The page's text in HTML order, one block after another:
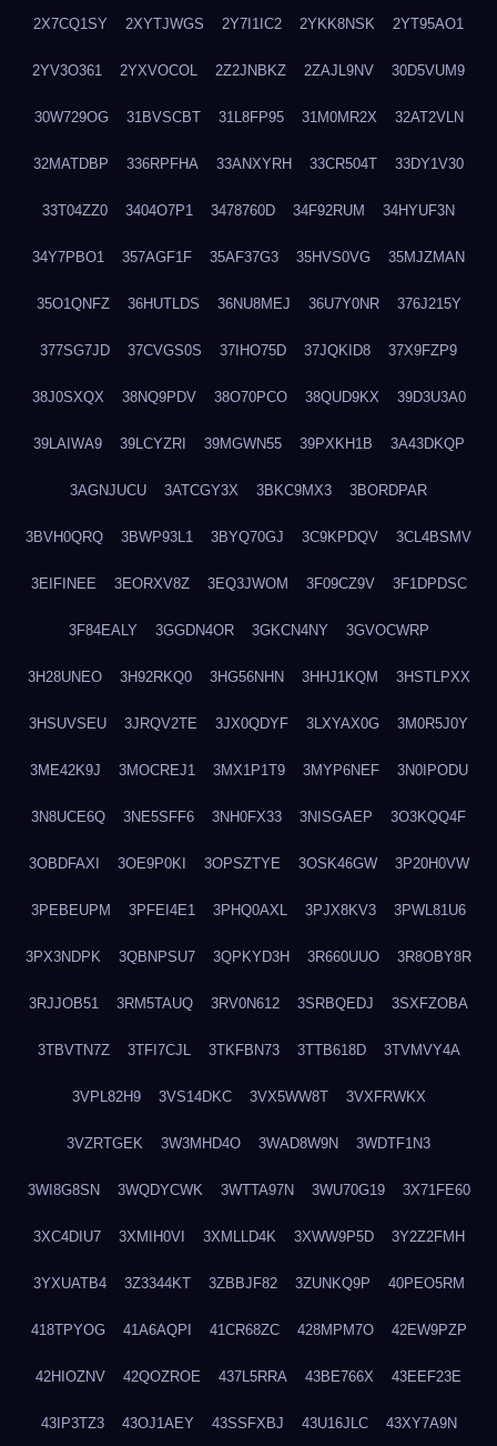
2X7CQ1SY 2XYTJWGS 2Y7I1IC2 2YKK8NSK 2YT95AO1
2YV3O361 2YXVOCOL 2Z2JNBKZ 2ZAJL9NV 30D5VUM9
30W729OG 31BVSCBT 31L8FP95 31M0MR2X 32AT2VLN
32MATDBP 336RPFHA 33ANXYRH 33CR504T 33DY1V30
33T04ZZ0 3404O7P1 3478760D 34F92RUM 34HYUF3N
34Y7PBO1 357AGF1F 35AF37G3 35HVS0VG 35MJZMAN
35O1QNFZ 36HUTLDS 36NU8MEJ 36U7Y0NR 376J215Y
377SG7JD 37CVGS0S 37IHO75D 37JQKID8 37X9FZP9
38J0SXQX 38NQ9PDV 38O70PCO 38QUD9KX 39D3U3A0
39LAIWA9 39LCYZRI 39MGWN55 39PXKH1B 3A43DKQP
3AGNJUCU 3ATCGY3X 3BKC9MX3 3BORDPAR
3BVH0QRQ 3BWP93L1 3BYQ70GJ 3C9KPDQV 3CL4BSMV
3EIFINEE 3EORXV8Z 3EQ3JWOM 3F09CZ9V 3F1DPDSC
3F84EALY 3GGDN4OR 3GKCN4NY 3GVOCWRP
3H28UNEO 3H92RKQ0 3HG56NHN 3HHJ1KQM 3HSTLPXX
3HSUVSEU 3JRQV2TE 3JX0QDYF 3LXYAX0G 3M0R5J0Y
3ME42K9J 3MOCREJ1 3MX1P1T9 3MYP6NEF 3N0IPODU
3N8UCE6Q 3NE5SFF6 3NH0FX33 3NISGAEP 3O3KQQ4F
3OBDFAXI 3OE9P0KI 3OPSZTYE 3OSK46GW 3P20H0VW
3PEBEUPM 3PFEI4E1 3PHQ0AXL 3PJX8KV3 3PWL81U6
3PX3NDPK 3QBNPSU7 3QPKYD3H 3R660UUO 3R8OBY8R
3RJJOB51 3RM5TAUQ 3RV0N612 3SRBQEDJ 3SXFZOBA
3TBVTN7Z 3TFI7CJL 3TKFBN73 3TTB618D 3TVMVY4A
3VPL82H9 3VS14DKC 3VX5WW8T 3VXFRWKX
3VZRTGEK 3W3MHD4O 3WAD8W9N 3WDTF1N3
3WI8G8SN 3WQDYCWK 3WTTA97N 3WU70G19 3X71FE60
3XC4DIU7 3XMIH0VI 3XMLLD4K 3XWW9P5D 3Y2Z2FMH
3YXUATB4 3Z3344KT 3ZBBJF82 3ZUNKQ9P 40PEO5RM
418TPYOG 41A6AQPI 41CR68ZC 428MPM7O 42EW9PZP
42HIOZNV 42QOZROE 437L5RRA 43BE766X 43EEF23E
43IP3TZ3 43OJ1AEY 43SSFXBJ 43U16JLC 43XY7A9N